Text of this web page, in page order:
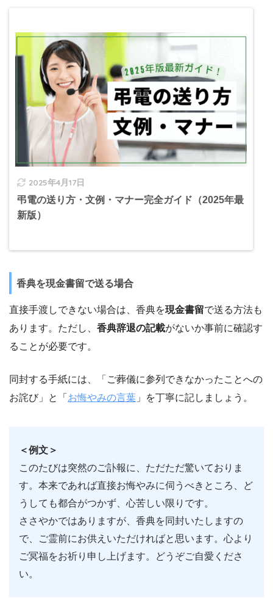
2025年4月17日
弔電の送り方・文例・マナー完全ガイド（2025年最
新版）
香典を現金書留で送る場合
直接手渡しできない場合は、香典を現金書留で送る方法も
あります。ただし、 香典辞退の記載がないか事前に確認す
ることが必要です。
同封する手紙には、「ご葬儀に参列できなかったことへの
お詫び」と「 お悔やみの言葉 」を丁寧に記しましょう。
＜例文＞
このたびは突然のご訃報に、ただただ驚いておりま
す。本来であれば直接お悔やみに伺うべきところ、ど
うしても都合がつかず、心苦しい限りです。
ささやかではありますが、香典を同封いたしますの
で、ご霊前にお供えいただければと思います。心より
ご冥福をお祈り申し上げます。どうぞご自愛くださ
い。